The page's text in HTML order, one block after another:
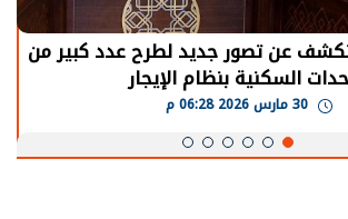
توقف الأنشطة في قطاع الطاقة
لعودة معدلات الإنتاج الطبيعية